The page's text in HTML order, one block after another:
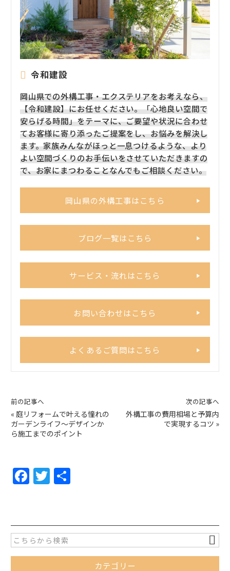
令和建設
岡山県での外構工事・エクステリアをお考えなら、
【令和建設】にお任せください。「心地良い空間で
安らげる時間」をテーマに、ご要望や状況に合わせ
てお客様に寄り添ったご提案をし、お悩みを解決し
ます。家族みんながほっと一息つけるような、より
よい空間づくりのお手伝いをさせていただきますの
で、お家にまつわることなんでもご相談ください。
岡山県の外構工事はこちら
ブログ一覧はこちら
サービス・流れはこちら
お問い合わせはこちら
よくあるご質問はこちら
前の記事へ
« 庭リフォームで叶える憧れの
ガーデンライフ～デザインか
ら施工までのポイント
次の記事へ
外構工事の費用相場と予算内
で実現するコツ »
F
a
e
b
o
T
w
er
カテゴリー